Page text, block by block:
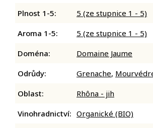
Plnost 1-5:
5 (ze stupnice 1 - 5)
Aroma 1-5:
5 (ze stupnice 1 - 5)
Doména:
Domaine Jaume
Odrůdy: Grenache,
Oblast:
Rhôna - jih
Vinohradnictví: Organické (BIO)